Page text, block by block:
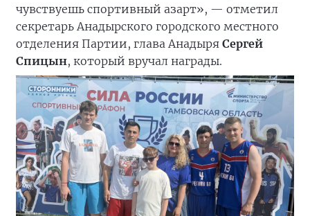
чувствуешь спортивный азарт», — отметил
секретарь Анадырского городского местного
отделения Партии, глава Анадыря Сергей
Спицын, который вручал награды.